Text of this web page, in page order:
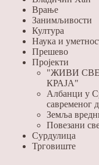
Врање
Занимљивости
Култура
Наука и
Прешево
Пројекти
"ЖИВИ
КРАЈА"
Албанци у
савременог
Земља
Повезани
Сурдулица
Трговиште